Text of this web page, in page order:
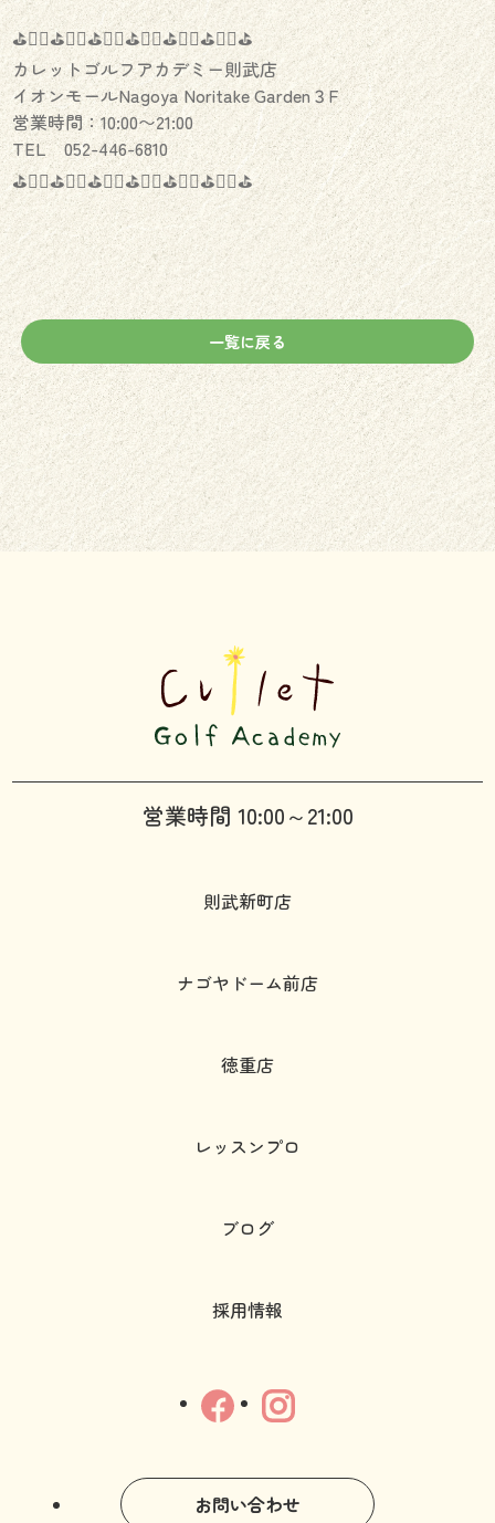
⛳️🏌️‍♂️⛳️🏌️‍♀️⛳️🏌️‍♂️⛳️🏌️‍♀️⛳️🏌️‍♂️⛳️🏌️‍♀️⛳️
カレットゴルフアカデミー則武店
イオンモールNagoya Noritake Garden３F
営業時間：10:00〜21:00
TEL 052-446-6810
⛳️🏌️‍♂️⛳️🏌️‍♀️⛳️🏌️‍♂️⛳️🏌️‍♀️⛳️🏌️‍♂️⛳️🏌️‍♀️⛳️
一覧に戻る
営業時間 10:00～21:00
則武新町店
ナゴヤドーム前店
徳重店
レッスンプロ
ブログ
採用情報
お問い合わせ